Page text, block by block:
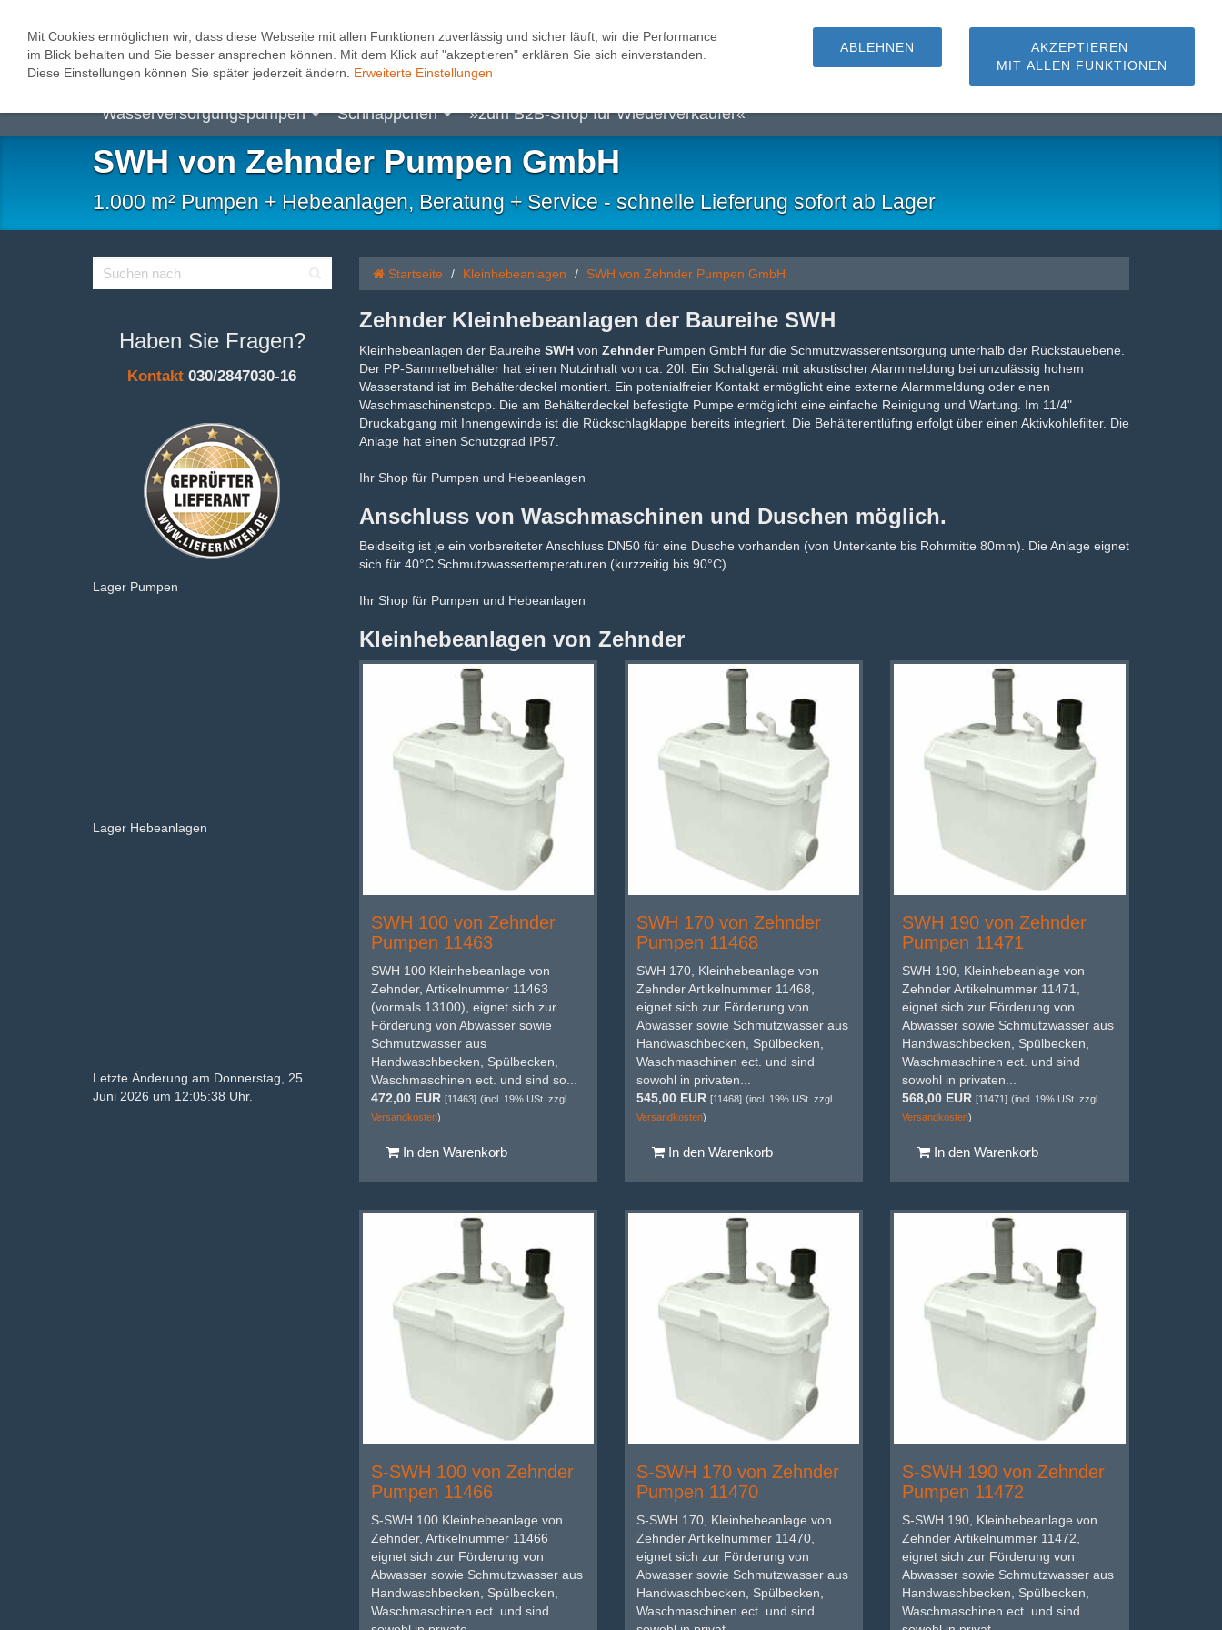
Abwasserhebeanlagen Heizungspumpen Kleinhebeanlagen Schmutzwasserpumpen
Wasserversorgungspumpen Schnäppchen »zum B2B-Shop für Wiederverkäufer«
SWH von Zehnder Pumpen GmbH
1.000 m² Pumpen + Hebeanlagen, Beratung + Service - schnelle Lieferung sofort ab Lager
Haben Sie Fragen?
Kontakt 030/2847030-16
Lager Pumpen
Lager Hebeanlagen
Letzte Änderung am Donnerstag, 25.
Juni 2026 um 12:05:38 Uhr.
Startseite Kleinhebeanlagen SWH von Zehnder Pumpen GmbH
Zehnder Kleinhebeanlagen der Baureihe SWH
Kleinhebeanlagen der Baureihe SWHvon ZehnderPumpen GmbH für die Schmutzwasserentsorgung unterhalb der Rückstauebene.
Der PP-Sammelbehälter hat einen Nutzinhalt von ca. 20l. Ein Schaltgerät mit akustischer Alarmmeldung bei unzulässig hohem
Wasserstand ist im Behälterdeckel montiert. Ein potenialfreier Kontakt ermöglicht eine externe Alarmmeldung oder einen
Waschmaschinenstopp. Die am Behälterdeckel befestigte Pumpe ermöglicht eine einfache Reinigung und Wartung. Im 11/4"
Druckabgang mit Innengewinde ist die Rückschlagklappe bereits integriert. Die Behälterentlüftng erfolgt über einen Aktivkohlefilter. Die
Anlage hat einen Schutzgrad IP57.
Ihr Shop für Pumpen und Hebeanlagen
Anschluss von Waschmaschinen und Duschen möglich.
Beidseitig ist je ein vorbereiteter Anschluss DN50 für eine Dusche vorhanden (von Unterkante bis Rohrmitte 80mm). Die Anlage eignet
sich für 40°C Schmutzwassertemperaturen (kurzzeitig bis 90°C).
Ihr Shop für Pumpen und Hebeanlagen
Kleinhebeanlagen von Zehnder
SWH 100 von Zehnder
Pumpen 11463
SWH 100 Kleinhebeanlage von
Zehnder, Artikelnummer 11463
(vormals 13100), eignet sich zur
Förderung von Abwasser sowie
Schmutzwasser aus
Handwaschbecken, Spülbecken,
Waschmaschinen ect. und sind so...
472,00 EUR [11463] (incl. 19% USt. zzgl.
Versandkosten)
In den Warenkorb
SWH 170 von Zehnder
Pumpen 11468
SWH 170, Kleinhebeanlage von
Zehnder Artikelnummer 11468,
eignet sich zur Förderung von
Abwasser sowie Schmutzwasser aus
Handwaschbecken, Spülbecken,
Waschmaschinen ect. und sind
sowohl in privaten...
545,00 EUR [11468] (incl. 19% USt. zzgl.
Versandkosten)
In den Warenkorb
SWH 190 von Zehnder
Pumpen 11471
SWH 190, Kleinhebeanlage von
Zehnder Artikelnummer 11471,
eignet sich zur Förderung von
Abwasser sowie Schmutzwasser aus
Handwaschbecken, Spülbecken,
Waschmaschinen ect. und sind
sowohl in privaten...
568,00 EUR [11471] (incl. 19% USt. zzgl.
Versandkosten)
In den Warenkorb
S-SWH 100 von Zehnder
Pumpen 11466
S-SWH 100 Kleinhebeanlage von
Zehnder, Artikelnummer 11466
eignet sich zur Förderung von
Abwasser sowie Schmutzwasser aus
Handwaschbecken, Spülbecken,
Waschmaschinen ect. und sind
S-SWH 170 von Zehnder
Pumpen 11470
S-SWH 170, Kleinhebeanlage von
Zehnder Artikelnummer 11470,
eignet sich zur Förderung von
Abwasser sowie Schmutzwasser aus
Handwaschbecken, Spülbecken,
Waschmaschinen ect. und sind
S-SWH 190 von Zehnder
Pumpen 11472
S-SWH 190, Kleinhebeanlage von
Zehnder Artikelnummer 11472,
eignet sich zur Förderung von
Abwasser sowie Schmutzwasser aus
Handwaschbecken, Spülbecken,
Waschmaschinen ect. und sind
Mit Cookies ermöglichen wir, dass diese Webseite mit allen Funktionen zuverlässig und sicher läuft, wir die Performance
im Blick behalten und Sie besser ansprechen können. Mit dem Klick auf "akzeptieren" erklären Sie sich einverstanden.
Diese Einstellungen können Sie später jederzeit ändern. Erweiterte Einstellungen
AKZEPTIEREN
MIT ALLEN FUNKTIONEN
ABLEHNEN